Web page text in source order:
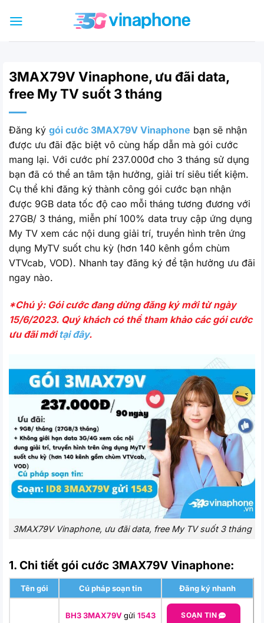
qua
3MAX79V Vinaphone, ưu đãi data,
free My TV suốt 3 tháng
Đăng ký gói cước 3MAX79V Vinaphone bạn sẽ nhận
được ưu đãi đặc biệt vô cùng hấp dẫn mà gói cước
mang lại. Với cước phí 237.000đ cho 3 tháng sử dụng
bạn đã có thể an tâm tận hưởng, giải trí siêu tiết kiệm.
Cụ thể khi đăng ký thành công gói cước bạn nhận
được 9GB data tốc độ cao mỗi tháng tương đương với
27GB/ 3 tháng, miễn phí 100% data truy cập ứng dụng
My TV xem các nội dung giải trí, truyền hình trên ứng
dụng MyTV suốt chu kỳ (hơn 140 kênh gồm chùm
VTVcab, VOD). Nhanh tay đăng ký để tận hưởng ưu đãi
ngay nào.
*Chú ý: Gói cước đang dừng đăng ký mới từ ngày
15/6/2023. Quý khách có thể tham khảo các gói cước
ưu đãi mớitại đây.
3MAX79V Vinaphone, ưu đãi data, free My TV suốt 3 tháng
1. Chi tiết gói cước 3MAX79V Vinaphone:
Tên gói Cú pháp soạn tin Đăng ký nhanh
BH3 3MAX79Vgửi 1543 SOẠN TIN